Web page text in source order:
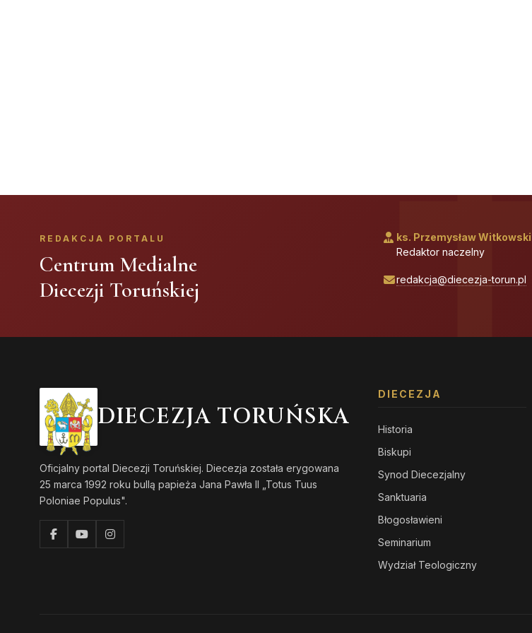
REDAKCJA PORTALU
Centrum Medialne
Diecezji Toruńskiej
ks. Przemysław Witkowski
Redaktor naczelny
redakcja@diecezja-torun.pl
DIECEZJA TORUŃSKA
Oficjalny portal Diecezji Toruńskiej. Diecezja została erygowana
25 marca 1992 roku bullą papieża Jana Pawła II „Totus Tuus
Poloniae Populus".
DIECEZJA
Historia
Biskupi
Synod Diecezjalny
Sanktuaria
Błogosławieni
Seminarium
Wydział Teologiczny